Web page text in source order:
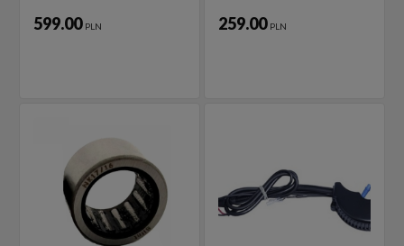
599.00 PLN 259.00 PLN